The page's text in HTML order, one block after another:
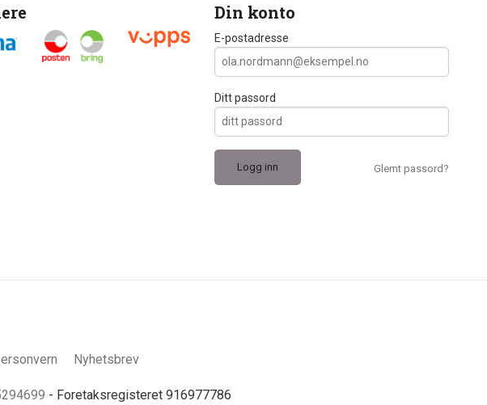
Din konto
E-postadresse
Ditt passord
Glemt passord?
Nyhetsbrev
- Foretaksregisteret 916977786